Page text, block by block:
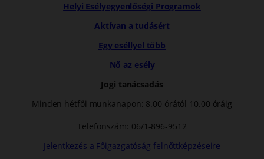
Helyi Esélyegyenlőségi Programok
Aktívan a tudásért
Egy eséllyel több
Nő az esély
Jogi tanácsadás
Minden hétfői munkanapon: 8.00 órától 10.00 óráig
Telefonszám: 06/1-896-9512
Jelentkezés a Főigazgatóság felnőttképzéseire